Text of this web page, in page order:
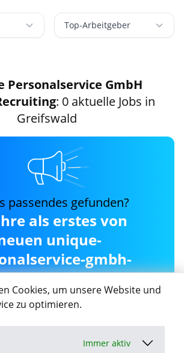
Cookies, um unsere Website und
zu optimieren.
Immer aktiv
Top-Arbeitgeber
Personalservice GmbH
: 0 aktuelle Jobs in
Greifswald
passendes gefunden?
als erstes von
unique-
gmbh-
recruiting Jobs in
Greifswald